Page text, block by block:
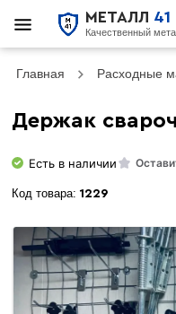
МЕТАЛЛ 41
Качественный
Главная Расходные
Держак
Есть в наличии
Код товара: 1229